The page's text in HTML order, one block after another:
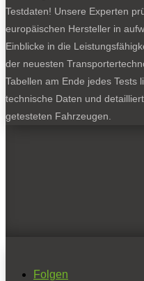
Testdaten! Unsere Experten
europäischen Hersteller in
Einblicke in die
der neuesten
Tabellen am Ende jedes Tests
technische Daten und
getesteten Fahrzeugen.
Folgen